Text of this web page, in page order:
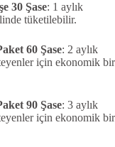
30 Şase: 1 aylık
tüketilebilir.
60 Şase: 2 aylık
için ekonomik bir
90 Şase: 3 aylık
için ekonomik bir